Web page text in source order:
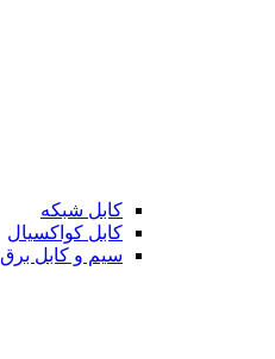
کابل شبکه
کابل کواکسیال
سیم و کابل برق